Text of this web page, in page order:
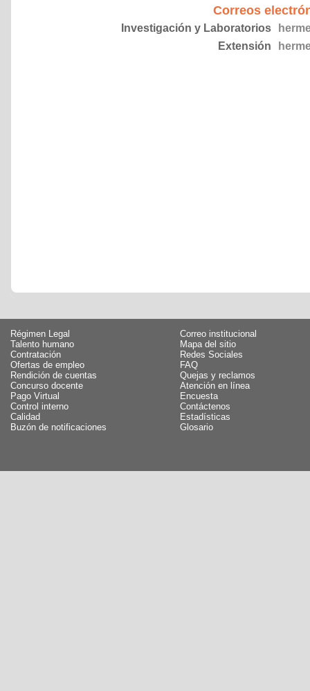
Correos
Investigación y Laboratorios
Extensión
Régimen Legal
Talento humano
Contratación
Ofertas de empleo
Rendición de cuentas
Concurso docente
Pago Virtual
Control interno
Calidad
Buzón de notificaciones
Correo institucional
Mapa del sitio
Redes Sociales
FAQ
Quejas y reclamos
Atención en línea
Encuesta
Contáctenos
Estadísticas
Glosario